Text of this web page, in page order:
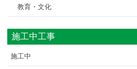
教育・文化
施工中工事
施工中